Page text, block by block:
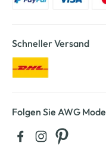
Schneller Versand
Folgen Sie AWG Mode